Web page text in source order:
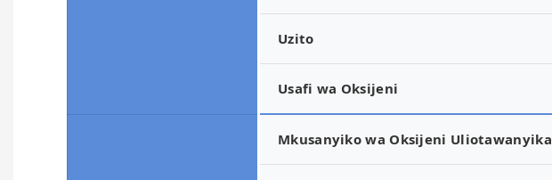
Uzito
Usafi wa Oksijeni
Mkusanyiko wa Oksijeni Uliotawanyika